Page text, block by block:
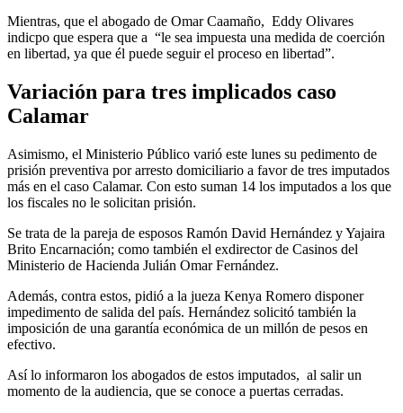
Mientras, que el abogado de Omar Caamaño, Eddy Olivares
indicpo que espera que a “le sea impuesta una medida de coerción
en libertad, ya que él puede seguir el proceso en libertad”.
Variación para tres implicados caso
Calamar
Asimismo, el Ministerio Público varió este lunes su pedimento de
prisión preventiva por arresto domiciliario a favor de tres imputados
más en el caso Calamar. Con esto suman 14 los imputados a los que
los fiscales no le solicitan prisión.
Se trata de la pareja de esposos Ramón David Hernández y Yajaira
Brito Encarnación; como también el exdirector de Casinos del
Ministerio de Hacienda Julián Omar Fernández.
Además, contra estos, pidió a la jueza Kenya Romero disponer
impedimento de salida del país. Hernández solicitó también la
imposición de una garantía económica de un millón de pesos en
efectivo.
Así lo informaron los abogados de estos imputados, al salir un
momento de la audiencia, que se conoce a puertas cerradas.